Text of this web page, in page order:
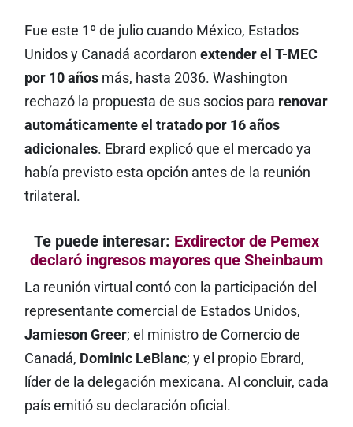
Fue este 1º de julio cuando México, Estados
Unidos y Canadá acordaron extender el T-MEC
por 10 añosmás, hasta 2036. Washington
rechazó la propuesta de sus socios para renovar
automáticamente el tratado por 16 años
adicionales. Ebrard explicó que el mercado ya
había previsto esta opción antes de la reunión
trilateral.
Te puede interesar: Exdirector de Pemex
declaró ingresos mayores que Sheinbaum
La reunión virtual contó con la participación del
representante comercial de Estados Unidos,
Jamieson Greer; el ministro de Comercio de
Canadá, Dominic LeBlanc; y el propio Ebrard,
líder de la delegación mexicana. Al concluir, cada
país emitió su declaración oficial.